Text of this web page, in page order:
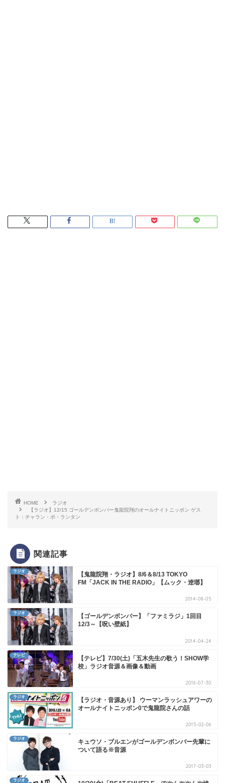
HOME
ラジオ
【ラジオ】12/15 ゴールデンボンバー鬼龍院翔のオールナイトニッポン ゲス
ト：チャラン・ポ・ランタン
関連記事
ラジオ
【鬼龍院翔・ラジオ】8/6＆8/13 TOKYO
FM「JACK IN THE RADIO」【ムック・逹瑯】
2014-08-05
ラジオ
【ゴールデンボンバー】「ファミラジ」1回目
12/3～【呪い壁紙】
2014-04-24
テレビ
【テレビ】7/30(土)「五木先生の歌う！SHOW学
校」ラジオ音源＆画像＆動画
2016-07-30
ラジオ
【ラジオ・音源あり】 ウーマンラッシュアワーの
オールナイトニッポン0で鬼龍院さんの話
2015-02-06
ラジオ
キュウソ・ブルエンがゴールデンボンバー先輩に
ついて語る※音源
2017-03-03
ラジオ